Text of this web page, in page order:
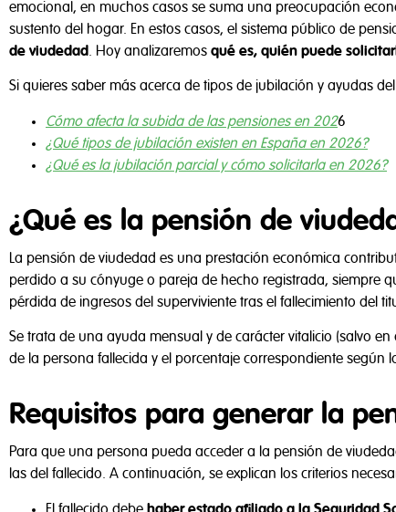
emocional, en muchos casos se suma una preocupación
sustento del hogar. En estos casos, el sistema público de
de viudedad. Hoy analizaremos qué es, quién puede
Si quieres saber más acerca de tipos de jubilación y ayudas
Cómo afecta la subida de las pensiones en 2026
¿Qué tipos de jubilación existen en España en 2026?
¿Qué es la jubilación parcial y cómo solicitarla en 2026?
¿Qué es la pensión de
La pensión de viudedad es una prestación económica
perdido a su cónyuge o pareja de hecho registrada, siempre
pérdida de ingresos del superviviente tras el fallecimiento del
Se trata de una ayuda mensual y de carácter vitalicio (salvo
de la persona fallecida y el porcentaje correspondiente según
Requisitos para generar la
Para que una persona pueda acceder a la pensión de
las del fallecido. A continuación, se explican los criterios